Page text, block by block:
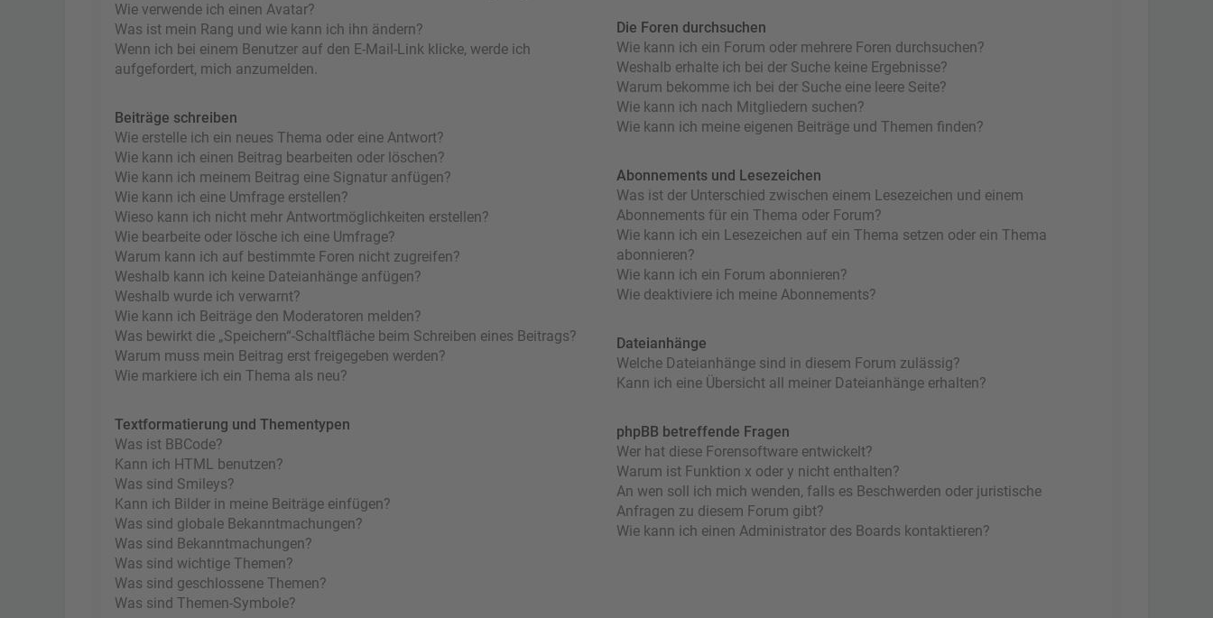
Wie verwende ich einen Avatar?
Was ist mein Rang und wie kann ich ihn ändern?
Wenn ich bei einem Benutzer auf den E-Mail-Link klicke, werde ich
aufgefordert, mich anzumelden.
Beiträge schreiben
Wie erstelle ich ein neues Thema oder eine Antwort?
Wie kann ich einen Beitrag bearbeiten oder löschen?
Wie kann ich meinem Beitrag eine Signatur anfügen?
Wie kann ich eine Umfrage erstellen?
Wieso kann ich nicht mehr Antwortmöglichkeiten erstellen?
Wie bearbeite oder lösche ich eine Umfrage?
Warum kann ich auf bestimmte Foren nicht zugreifen?
Weshalb kann ich keine Dateianhänge anfügen?
Weshalb wurde ich verwarnt?
Wie kann ich Beiträge den Moderatoren melden?
Was bewirkt die „Speichern“-Schaltfläche beim Schreiben eines Beitrags?
Warum muss mein Beitrag erst freigegeben werden?
Wie markiere ich ein Thema als neu?
Textformatierung und Thementypen
Was ist BBCode?
Kann ich HTML benutzen?
Was sind Smileys?
Kann ich Bilder in meine Beiträge einfügen?
Was sind globale Bekanntmachungen?
Was sind Bekanntmachungen?
Was sind wichtige Themen?
Was sind geschlossene Themen?
Was sind Themen-Symbole?
Die Foren durchsuchen
Wie kann ich ein Forum oder mehrere Foren durchsuchen?
Weshalb erhalte ich bei der Suche keine Ergebnisse?
Warum bekomme ich bei der Suche eine leere Seite?
Wie kann ich nach Mitgliedern suchen?
Wie kann ich meine eigenen Beiträge und Themen finden?
Abonnements und Lesezeichen
Was ist der Unterschied zwischen einem Lesezeichen und einem
Abonnements für ein Thema oder Forum?
Wie kann ich ein Lesezeichen auf ein Thema setzen oder ein Thema
abonnieren?
Wie kann ich ein Forum abonnieren?
Wie deaktiviere ich meine Abonnements?
Dateianhänge
Welche Dateianhänge sind in diesem Forum zulässig?
Kann ich eine Übersicht all meiner Dateianhänge erhalten?
phpBB betreffende Fragen
Wer hat diese Forensoftware entwickelt?
Warum ist Funktion x oder y nicht enthalten?
An wen soll ich mich wenden, falls es Beschwerden oder juristische
Anfragen zu diesem Forum gibt?
Wie kann ich einen Administrator des Boards kontaktieren?